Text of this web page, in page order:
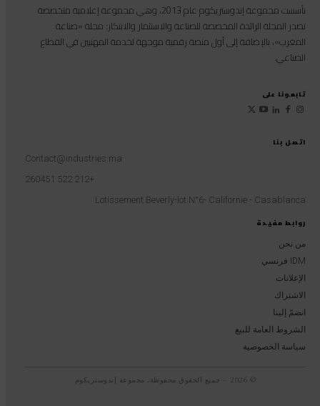
روابط مفيدة
من نحن
IDM فرنسي
الإعلانات
الاشتراك
انضمّ إلينا
الشروط العامة للبيع
سياسة الخصوصية
اتصل بنا
Contact@industries.ma
+212 522 260451
Lotissement Beverly-lot N°6- Californie - Casablanca
تأسست مجموعة إندوستريكوم عام 2013، وهي مجموعة إعلامية متخصصة
تصدر المجلة الرائدة المخصصة للصناعة والاستثمار والابتكار: مجلة «صناعة
المغرب»، بالإضافة إلى أول منصة رقمية موجهة لخدمة المهنيين في القطاع
الصناعي.
تابعونا على
© 2026 – جميع الحقوق محفوظة، مجموعة إندوستريكوم